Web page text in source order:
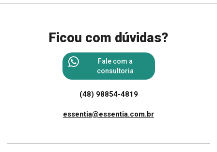
Ficou com dúvidas?
Fale com a
consultoria
(48) 98854-4819
essentia@essentia.com.br